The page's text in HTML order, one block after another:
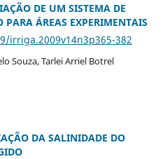
DE UM SISTEMA DE
ÁREAS EXPERIMENTAIS
irriga.2009v14n3p365-382
Souza, Tarlei Arriel Botrel
DA SALINIDADE DO